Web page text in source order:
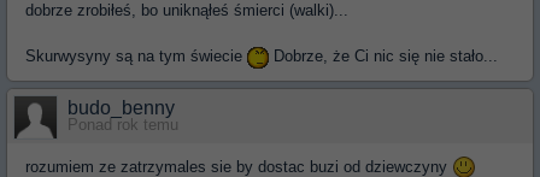
dobrze zrobiłeś, bo uniknąłeś śmierci (walki)...
Skurwysyny są na tym świecie Dobrze, że Ci nic się nie stało...
budo_benny
Ponad rok temu
rozumiem ze zatrzymales sie by dostac buzi od dziewczyny